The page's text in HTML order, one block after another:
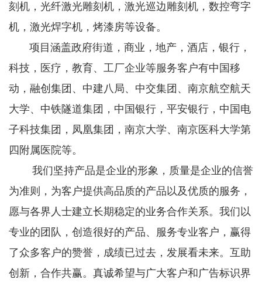
刻机，光纤激光雕刻机，激光巡边雕刻机，数控弯字
机，激光焊字机，烤漆房等设备。
项目涵盖政府街道，商业，地产，酒店，银行，
科技，医疗，教育、工厂企业等服务客户有中国移
动，融创集团、中建八局、中交集团、南京航空航天
大学、中铁隧道集团，中国银行，平安银行，中国电
子科技集团，凤凰集团，南京大学、南京医科大学第
四附属医院等。
我们坚持产品是企业的形象，质量是企业的信誉
为准则，为客户提供高品质的产品以及优质的服务，
愿与各界人士建立长期稳定的业务合作关系。 我们以
专业的团队，创造很好的产品、服务专业客户，赢得
了众多客户的赞誉，成绩已过去，发展看未来。互助
创新，合作共赢。真诚希望与广大客户和广告标识界